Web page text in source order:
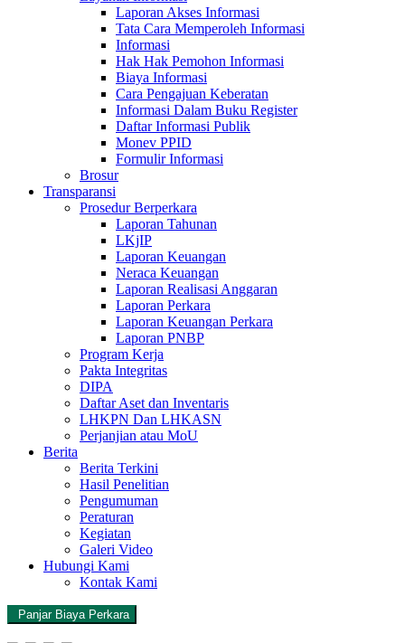
Laporan Akses Informasi
Tata Cara Memperoleh Informasi
Informasi
Hak Hak Pemohon Informasi
Biaya Informasi
Cara Pengajuan Keberatan
Informasi Dalam Buku Register
Daftar Informasi Publik
Monev PPID
Formulir Informasi
Brosur
Transparansi
Prosedur Berperkara
Laporan Tahunan
LKjIP
Laporan Keuangan
Neraca Keuangan
Laporan Realisasi Anggaran
Laporan Perkara
Laporan Keuangan Perkara
Laporan PNBP
Program Kerja
Pakta Integritas
DIPA
Daftar Aset dan Inventaris
LHKPN Dan LHKASN
Perjanjian atau MoU
Berita
Berita Terkini
Hasil Penelitian
Pengumuman
Peraturan
Kegiatan
Galeri Video
Hubungi Kami
Kontak Kami
Panjar Biaya Perkara